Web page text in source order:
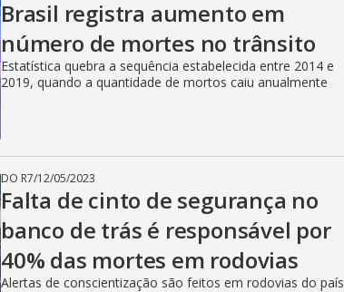
Brasil registra aumento em
número de mortes no trânsito
Estatística quebra a sequência estabelecida entre 2014 e
2019, quando a quantidade de mortos caiu anualmente
DO R7/12/05/2023
Falta de cinto de segurança no
banco de trás é responsável por
40% das mortes em rodovias
Alertas de conscientização são feitos em rodovias do país